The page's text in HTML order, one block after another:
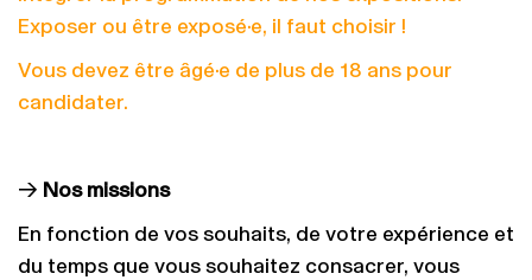
Exposer ou être exposé·e, il faut choisir !
Vous devez être âgé·e de plus de 18 ans pour
candidater.
→ Nos missions
En fonction de vos souhaits, de votre expérience et
du temps que vous souhaitez consacrer, vous